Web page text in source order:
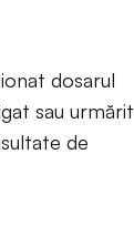
dosarul
sau urmărit
de